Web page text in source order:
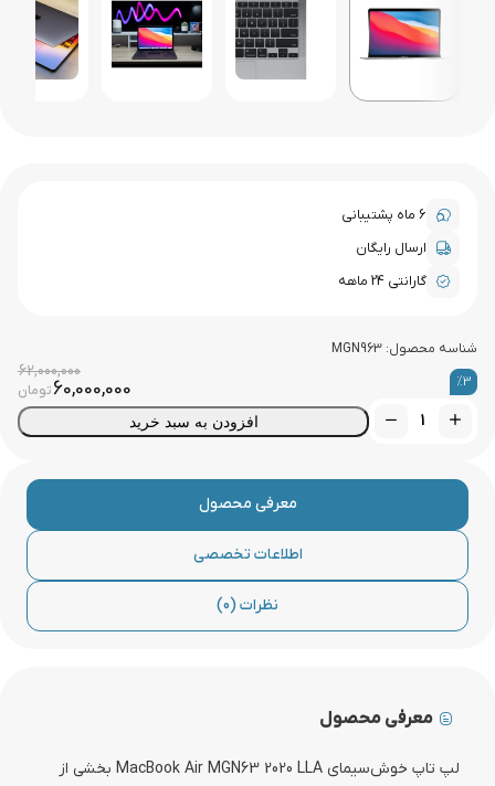
6 ماه پشتیبانی
ارسال رایگان
گارانتی 24 ماهه
محصول:MGN963
62,000,000
60,000,000تومان
افزودن به سبد خرید
معرفی محصول
اطلاعات تخصصی
نظرات (0)
معرفی محصول
لپ تاپ خوش‌سیمای MacBook Air MGN63 2020 LLA بخشی از